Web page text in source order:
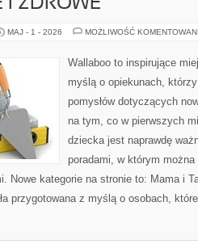
I ZDROWE
MAJ - 1 - 2026 MOŻLIWOŚĆ
Wallaboo to inspirujące
myślą o opiekunach,
pomysłów dotyczących
na tym, co w pierwszych
dziecka jest naprawdę
poradami, w którym
Nowe kategorie na stronie to: Mama i
przygotowana z myślą o osobach,